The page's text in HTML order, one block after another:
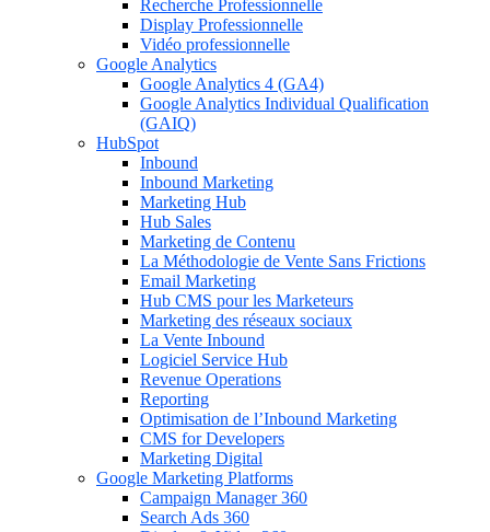
Recherche Professionnelle
Display Professionnelle
Vidéo professionnelle
Google Analytics
Google Analytics 4 (GA4)
Google Analytics Individual Qualification
(GAIQ)
HubSpot
Inbound
Inbound Marketing
Marketing Hub
Hub Sales
Marketing de Contenu
La Méthodologie de Vente Sans Frictions
Email Marketing
Hub CMS pour les Marketeurs
Marketing des réseaux sociaux
La Vente Inbound
Logiciel Service Hub
Revenue Operations
Reporting
Optimisation de l’Inbound Marketing
CMS for Developers
Marketing Digital
Google Marketing Platforms
Campaign Manager 360
Search Ads 360